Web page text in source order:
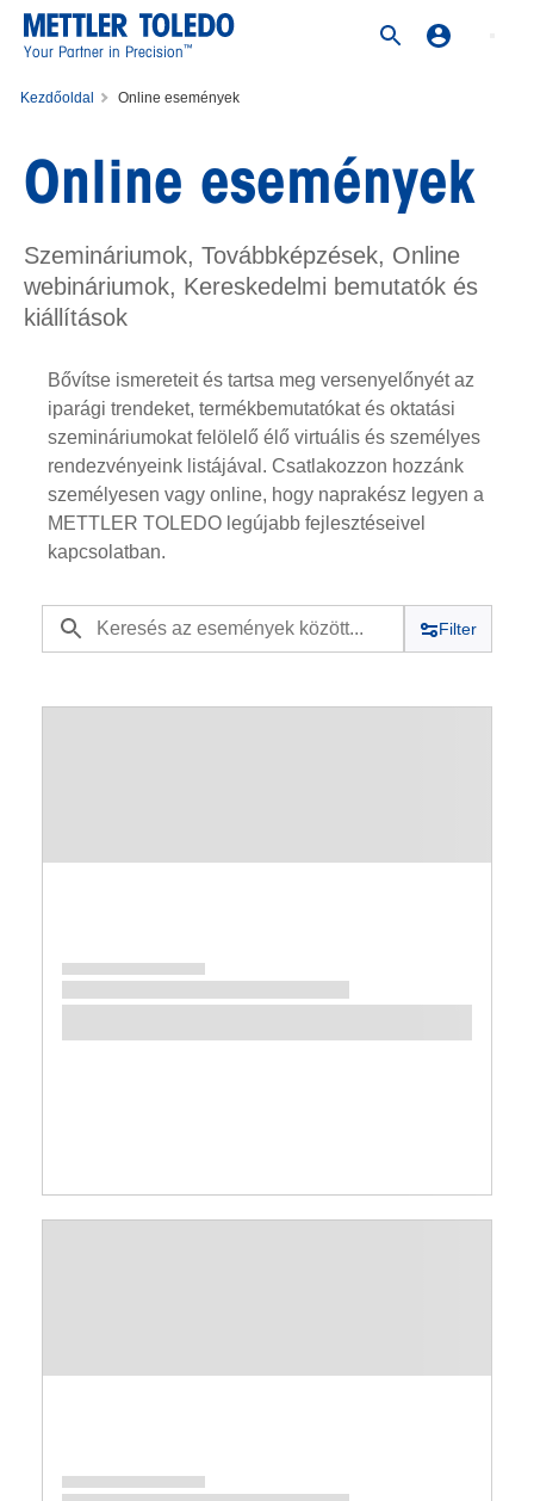
Your Partner in Precision™
Kezdőoldal Online események
Online események
Szemináriumok, Továbbképzések, Online
webináriumok, Kereskedelmi bemutatók és
kiállítások
Bővítse ismereteit és tartsa meg versenyelőnyét az
iparági trendeket, termékbemutatókat és oktatási
szemináriumokat felölelő élő virtuális és személyes
rendezvényeink listájával. Csatlakozzon hozzánk
személyesen vagy online, hogy naprakész legyen a
METTLER TOLEDO legújabb fejlesztéseivel
kapcsolatban.
Filter